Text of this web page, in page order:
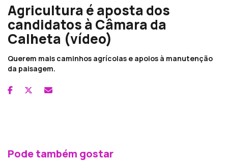
Agricultura é aposta dos
candidatos à Câmara da
Calheta (vídeo)
Querem mais caminhos agrícolas e apoios à manutenção
da paisagem.
Pode também gostar